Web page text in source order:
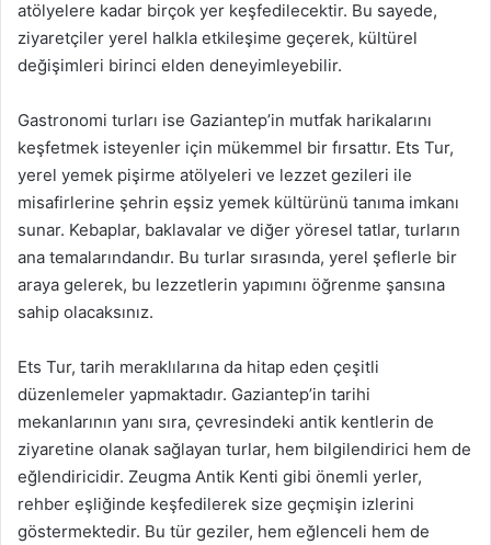
atölyelere kadar birçok yer keşfedilecektir. Bu sayede,
ziyaretçiler yerel halkla etkileşime geçerek, kültürel
değişimleri birinci elden deneyimleyebilir.
Gastronomi turları ise Gaziantep’in mutfak harikalarını
keşfetmek isteyenler için mükemmel bir fırsattır. Ets Tur,
yerel yemek pişirme atölyeleri ve lezzet gezileri ile
misafirlerine şehrin eşsiz yemek kültürünü tanıma imkanı
sunar. Kebaplar, baklavalar ve diğer yöresel tatlar, turların
ana temalarındandır. Bu turlar sırasında, yerel şeflerle bir
araya gelerek, bu lezzetlerin yapımını öğrenme şansına
sahip olacaksınız.
Ets Tur, tarih meraklılarına da hitap eden çeşitli
düzenlemeler yapmaktadır. Gaziantep’in tarihi
mekanlarının yanı sıra, çevresindeki antik kentlerin de
ziyaretine olanak sağlayan turlar, hem bilgilendirici hem de
eğlendiricidir. Zeugma Antik Kenti gibi önemli yerler,
rehber eşliğinde keşfedilerek size geçmişin izlerini
göstermektedir. Bu tür geziler, hem eğlenceli hem de